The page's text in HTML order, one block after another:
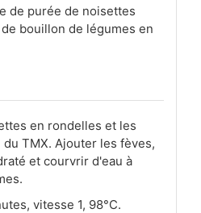
de purée de noisettes
de bouillon de légumes en
en rondelles et les
TMX. Ajouter les fèves,
et courvrir d'eau à
vitesse 1, 98°C.